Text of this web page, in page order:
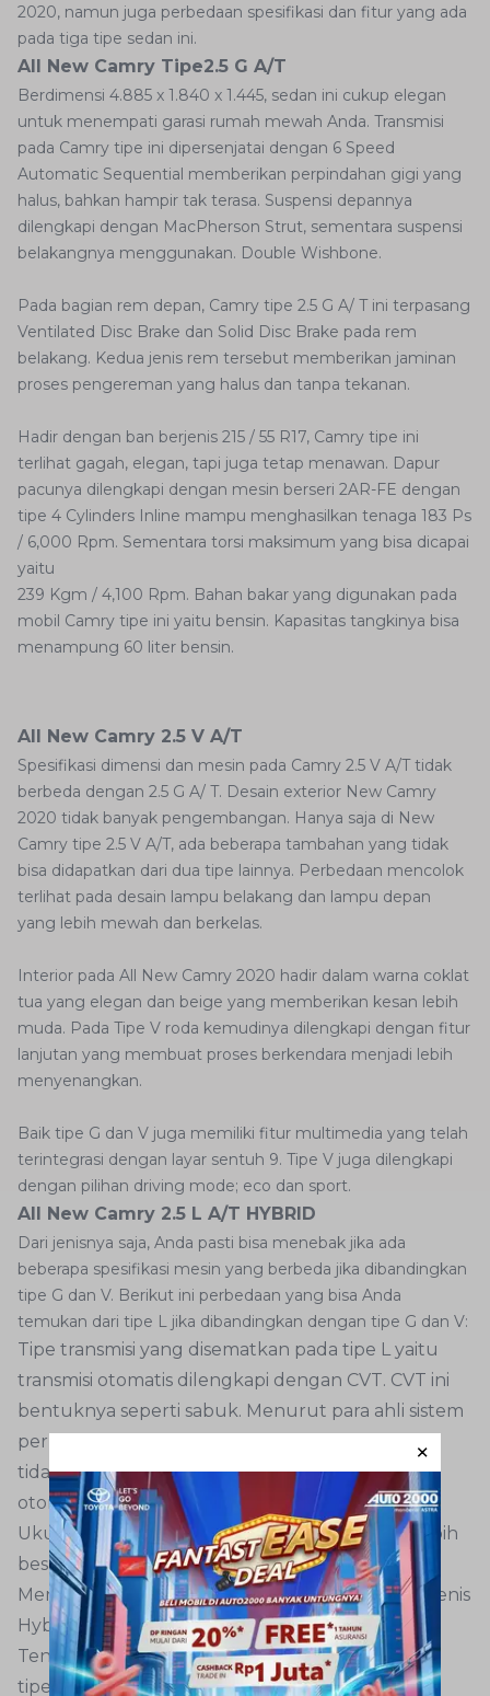
2020, namun juga perbedaan spesifikasi dan fitur yang ada
pada tiga tipe sedan ini.
All New Camry Tipe2.5 G A/T
Berdimensi 4.885 x 1.840 x 1.445, sedan ini cukup elegan
untuk menempati garasi rumah mewah Anda. Transmisi
pada Camry tipe ini dipersenjatai dengan 6 Speed
Automatic Sequential memberikan perpindahan gigi yang
halus, bahkan hampir tak terasa. Suspensi depannya
dilengkapi dengan MacPherson Strut, sementara suspensi
belakangnya menggunakan. Double Wishbone.
Pada bagian rem depan, Camry tipe 2.5 G A/ T ini terpasang
Ventilated Disc Brake dan Solid Disc Brake pada rem
belakang. Kedua jenis rem tersebut memberikan jaminan
proses pengereman yang halus dan tanpa tekanan.
Hadir dengan ban berjenis 215 / 55 R17, Camry tipe ini
terlihat gagah, elegan, tapi juga tetap menawan. Dapur
pacunya dilengkapi dengan mesin berseri 2AR-FE dengan
tipe 4 Cylinders Inline mampu menghasilkan tenaga 183 Ps
/ 6,000 Rpm. Sementara torsi maksimum yang bisa dicapai
yaitu
239 Kgm / 4,100 Rpm. Bahan bakar yang digunakan pada
mobil Camry tipe ini yaitu bensin. Kapasitas tangkinya bisa
menampung 60 liter bensin.
All New Camry 2.5 V A/T
Spesifikasi dimensi dan mesin pada Camry 2.5 V A/T tidak
berbeda dengan 2.5 G A/ T. Desain exterior New Camry
2020 tidak banyak pengembangan. Hanya saja di New
Camry tipe 2.5 V A/T, ada beberapa tambahan yang tidak
bisa didapatkan dari dua tipe lainnya. Perbedaan mencolok
terlihat pada desain lampu belakang dan lampu depan
yang lebih mewah dan berkelas.
Interior pada All New Camry 2020 hadir dalam warna coklat
tua yang elegan dan beige yang memberikan kesan lebih
muda. Pada Tipe V roda kemudinya dilengkapi dengan fitur
lanjutan yang membuat proses berkendara menjadi lebih
menyenangkan.
Baik tipe G dan V juga memiliki fitur multimedia yang telah
terintegrasi dengan layar sentuh 9. Tipe V juga dilengkapi
dengan pilihan driving mode; eco dan sport.
All New Camry 2.5 L A/T HYBRID
Dari jenisnya saja, Anda pasti bisa menebak jika ada
beberapa spesifikasi mesin yang berbeda jika dibandingkan
tipe G dan V. Berikut ini perbedaan yang bisa Anda
temukan dari tipe L jika dibandingkan dengan tipe G dan V:
Tipe transmisi yang disematkan pada tipe L yaitu
transmisi otomatis dilengkapi dengan CVT. CVT ini
bentuknya seperti sabuk. Menurut para ahli sistem
perpindahan gigi dari CVT jauh lebih halus dan
tidak terasa jika dibandingkan dengan transmisi
otomatis biasa.
Ukuran ban yang digunakan oleh tipe L jauh lebih
besar, yaitu 235 / 45 R18.
Menggunakan mesin berseri A25A-FXS dan berjenis
Hybrid 4 Cylinders Inline.
Tenaga yang dihasilkan oleh dapur pacu Camry
tipe L yaitu 178 Ps / 5.700 Rpm